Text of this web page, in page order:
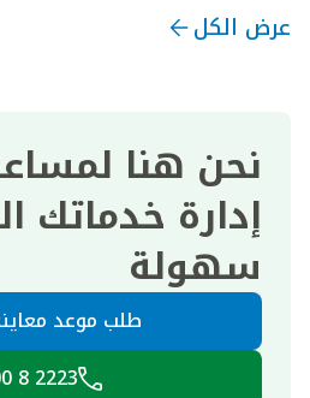
عرض الكل
نحن هنا
إدارة خدماتك
سهولة
طلب موعد
2223 8 800